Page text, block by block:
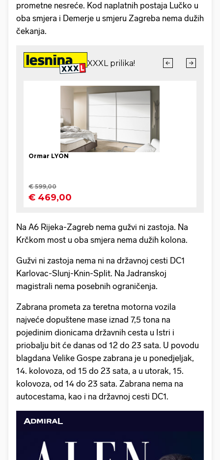
prometne nesreće. Kod naplatnih postaja Lučko u
oba smjera i Demerje u smjeru Zagreba nema dužih
čekanja.
Na A6 Rijeka-Zagreb nema gužvi ni zastoja. Na
Krčkom most u oba smjera nema dužih kolona.
Gužvi ni zastoja nema ni na državnoj cesti DC1
Karlovac-Slunj-Knin-Split. Na Jadranskoj
magistrali nema posebnih ograničenja.
Zabrana prometa za teretna motorna vozila
najveće dopuštene mase iznad 7,5 tona na
pojedinim dionicama državnih cesta u Istri i
priobalju bit će danas od 12 do 23 sata. U povodu
blagdana Velike Gospe zabrana je u ponedjeljak,
14. kolovoza, od 15 do 23 sata, a u utorak, 15.
kolovoza, od 14 do 23 sata. Zabrana nema na
autocestama, kao i na državnoj cesti DC1.